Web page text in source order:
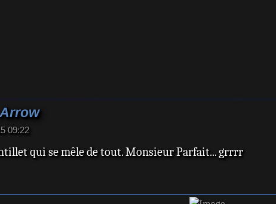
09:22
qui se mêle de tout. Monsieur Parfait... grrrr